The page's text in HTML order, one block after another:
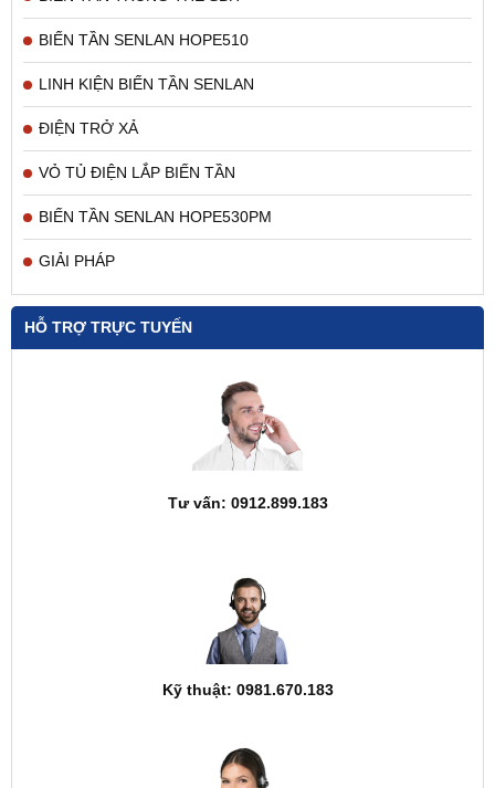
BIẾN TẦN SENLAN HOPE510
LINH KIỆN BIẾN TẦN SENLAN
ĐIỆN TRỞ XẢ
VỎ TỦ ĐIỆN LẮP BIẾN TẦN
BIẾN TẦN SENLAN HOPE530PM
GIẢI PHÁP
HỖ TRỢ TRỰC TUYẾN
Tư vấn: 0912.899.183
Kỹ thuật: 0981.670.183